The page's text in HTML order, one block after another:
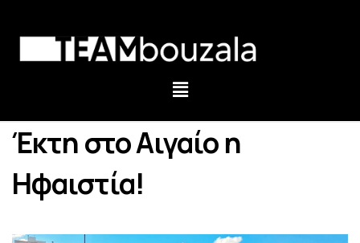
Έκτη στο Αιγαίο η
Ηφαιστία!